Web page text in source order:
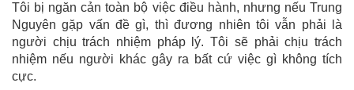
Tôi bị ngăn cản toàn bộ việc điều hành, nhưng nếu Trung
Nguyên gặp vấn đề gì, thì đương nhiên tôi vẫn phải là
người chịu trách nhiệm pháp lý. Tôi sẽ phải chịu trách
nhiệm nếu người khác gây ra bất cứ việc gì không tích
cực.